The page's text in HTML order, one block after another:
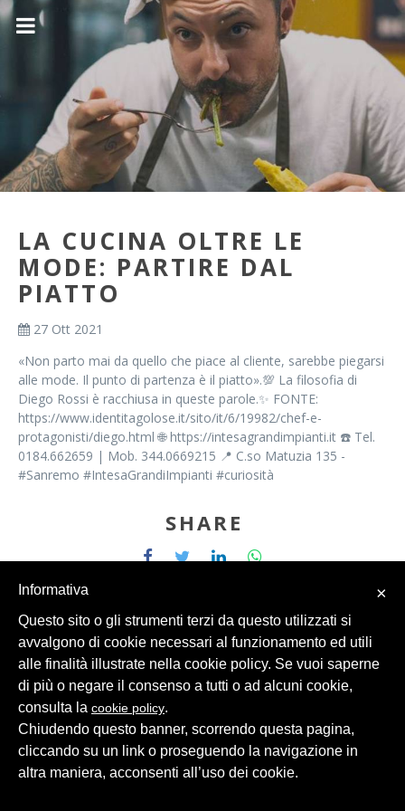
LA CUCINA OLTRE LE
MODE: PARTIRE DAL
PIATTO
27 Ott 2021
«Non parto mai da quello che piace al cliente, sarebbe piegarsi
alle mode. Il punto di partenza è il piatto».💯 La filosofia di
Diego Rossi è racchiusa in queste parole.✨ FONTE:
https://www.identitagolose.it/sito/it/6/19982/chef-e-
protagonisti/diego.html 🌐 https://intesagrandimpianti.it ☎️ Tel.
0184.662659 | Mob. 344.0669215 📍 C.so Matuzia 135 -
#Sanremo #IntesaGrandiImpianti #curiosità
SHARE
© 2026 Intesa Grandi Impianti Srl Dati Personali
×
Informativa
Questo sito o gli strumenti terzi da questo utilizzati si
avvalgono di cookie necessari al funzionamento ed utili
alle finalità illustrate nella cookie policy. Se vuoi saperne
di più o negare il consenso a tutti o ad alcuni cookie,
consulta la cookie policy.
Chiudendo questo banner, scorrendo questa pagina,
cliccando su un link o proseguendo la navigazione in
altra maniera, acconsenti all’uso dei cookie.